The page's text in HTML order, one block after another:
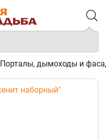
Порталы, дымоходы и